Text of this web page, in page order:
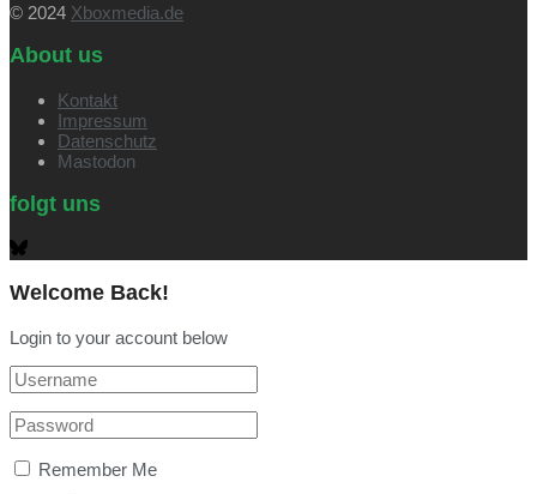
© 2024 Xboxmedia.de
About us
Kontakt
Impressum
Datenschutz
Mastodon
folgt uns
Welcome Back!
Login to your account below
Remember Me